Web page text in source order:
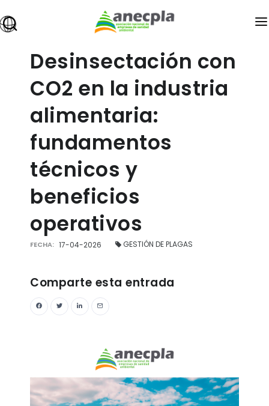
PREMIOS
FORMACIÓN
EMPLEO
INFOPLAGAS
EXPOCIDA
ÁREA DE ASOCIADOS
Desinsectación con
CO2 en la industria
alimentaria:
fundamentos
técnicos y
beneficios
operativos
FECHA: 17-04-2026 GESTIÓN DE PLAGAS
Comparte esta entrada